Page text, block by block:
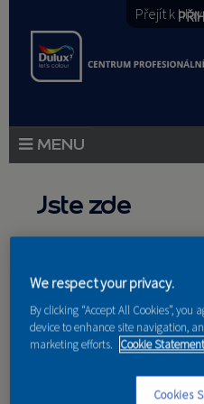
Přejít k
AKCE A NOVINKY
AKADEMIE
Jste zde
We respect your privacy.
By clicking “Accept All Cookies”, you
device to enhance site navigation,
marketing efforts. Cookie
Cookies